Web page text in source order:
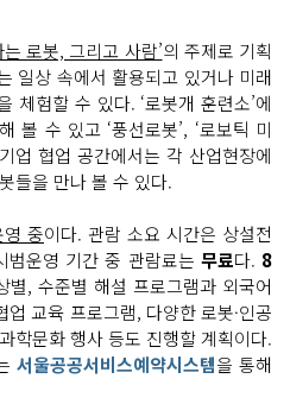
는 로봇, 그리고 사람’의 주제로 기획
일상 속에서 활용되고 있거나 미래
체험할 수 있다. ‘로봇개 훈련소’에
볼 수 있고 ‘풍선로봇’, ‘로보틱 미
업 협업 공간에서는 각 산업현장에
들을 만나 볼 수 있다.
중이다. 관람 소요 시간은 상설전
운영 기간 중 관람료는 무료다. 8
별, 수준별 해설 프로그램과 외국어
교육 프로그램, 다양한 로봇·인공
학문화 행사 등도 진행할 계획이다.
서울공공서비스예약시스템을 통해